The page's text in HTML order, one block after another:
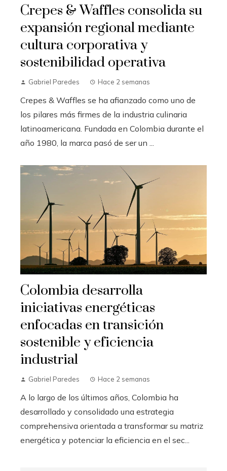
Crepes & Waffles consolida su
expansión regional mediante
cultura corporativa y
sostenibilidad operativa
Gabriel Paredes Hace 2 semanas
Crepes & Waffles se ha afianzado como uno de
los pilares más firmes de la industria culinaria
latinoamericana. Fundada en Colombia durante el
año 1980, la marca pasó de ser un ...
Colombia desarrolla
iniciativas energéticas
enfocadas en transición
sostenible y eficiencia
industrial
Gabriel Paredes Hace 2 semanas
A lo largo de los últimos años, Colombia ha
desarrollado y consolidado una estrategia
comprehensiva orientada a transformar su matriz
energética y potenciar la eficiencia en el sec...